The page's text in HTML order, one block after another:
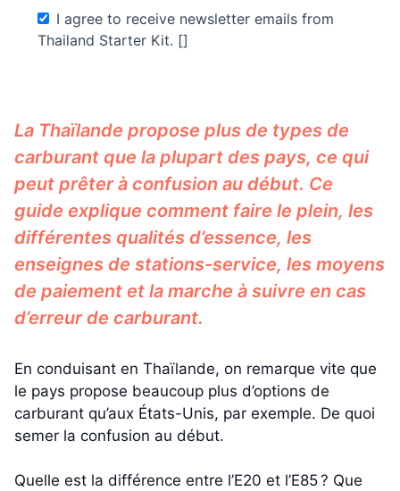
I agree to receive newsletter emails from
Thailand Starter Kit. []
La Thaïlande propose plus de types de
carburant que la plupart des pays, ce qui
peut prêter à confusion au début. Ce
guide explique comment faire le plein, les
différentes qualités d’essence, les
enseignes de stations-service, les moyens
de paiement et la marche à suivre en cas
d’erreur de carburant.
En conduisant en Thaïlande, on remarque vite que
le pays propose beaucoup plus d’options de
carburant qu’aux États-Unis, par exemple. De quoi
semer la confusion au début.
Quelle est la différence entre l’E20 et l’E85 ? Que